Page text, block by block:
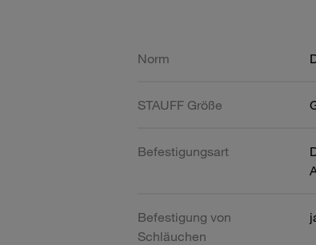
Norm
STAUFF Größe
Befestigungsart
Befestigung von
Schläuchen